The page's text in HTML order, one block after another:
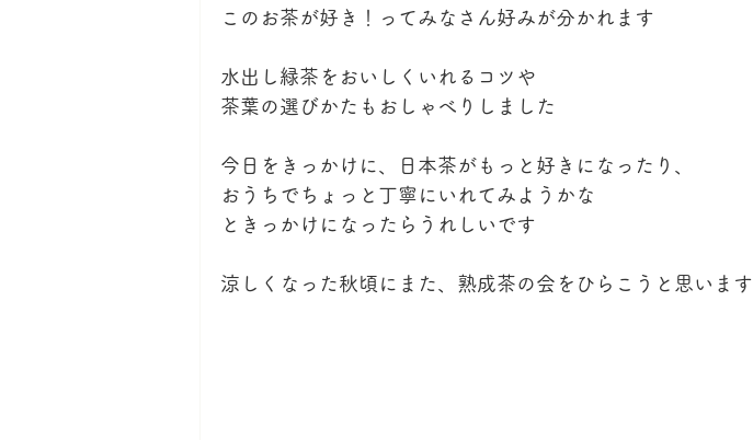
このお茶が好き！ってみなさん好みが分かれます
水出し緑茶をおいしくいれるコツや
茶葉の選びかたもおしゃべりしました
今日をきっかけに、日本茶がもっと好きになったり、
おうちでちょっと丁寧にいれてみようかな
ときっかけになったらうれしいです
涼しくなった秋頃にまた、熟成茶の会をひらこうと思います